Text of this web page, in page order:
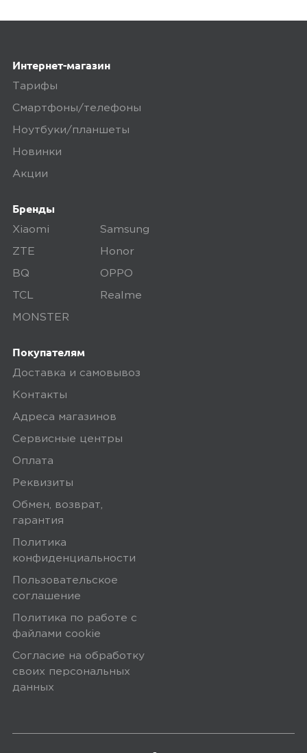
Интернет-магазин
Тарифы
Смартфоны/телефоны
Ноутбуки/планшеты
Новинки
Акции
Бренды
Xiaomi Samsung
ZTE Honor
BQ OPPO
TCL Realme
MONSTER
Покупателям
Доставка и самовывоз
Контакты
Адреса магазинов
Сервисные центры
Оплата
Реквизиты
Обмен, возврат,
гарантия
Политика
конфиденциальности
Пользовательское
соглашение
Политика по работе с
файлами сookie
Согласие на обработку
своих персональных
данных